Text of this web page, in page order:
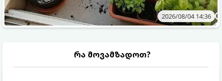
2026/08/04 14:36
რა მოვამზადოთ?